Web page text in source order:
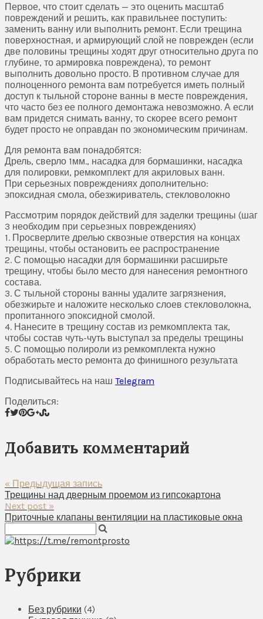
Первое, что стоит сделать — это оценить масштаб
повреждений и решить, как правильнее поступить:
заменить ванну или выполнить ремонт. Если трещина
поверхностная, и армирующий слой не поврежден (если
две половины трещины ходят друг относительно друга по
глубине, то армировка повреждена), то ремонт
выполнить довольно просто. В противном случае для
полноценного ремонта вам потребуется иметь полный
доступ к тыльной стороне ванны в месте повреждения,
что часто без ее полного демонтажа невозможно. А если
вам придется снимать ванну, то скорее всего ремонт
будет просто не оправдан по экономическим причинам.
Для ремонта вам понадобятся:
Дрель, сверло 1мм., насадка для бормашинки, насадка
для полировки, ремкомплект для акриловых ванн.
При серьезных повреждениях дополнительно:
эпоксидная смола, обезжириватель, стекловолокно
Рассмотрим порядок действий для заделки трещины (шаг
3 необходим при серьезных повреждениях)
1. Просверлите дрелью сквозные отверстия на концах
трещины, чтобы остановить ее распространение
2. С помощью насадки для бормашинки расширьте
трещину, чтобы было место для нанесения ремонтного
состава.
3. С тыльной стороны ванны удалите загрязнения,
обезжирьте и наложите несколько слоев стекловолокна,
пропитанного эпоксидной смолой.
4. Нанесите в трещину состав из ремкомплекта так,
чтобы состав чуть-чуть выступал за пределы трещины
5. С помощью полироли из ремкомплекта нужно
обработать место ремонта до финишного результата
Подписывайтесь на наш Telegram
Поделиться:
Добавить комментарий
« Предыдущая запись
Трещины над дверным проемом из гипсокартона
Next post »
Приточные клапаны вентиляции на пластиковые окна
Рубрики
Без рубрики (4)